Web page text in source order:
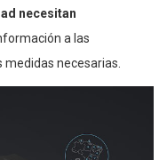
necesitan
a las
necesarias.